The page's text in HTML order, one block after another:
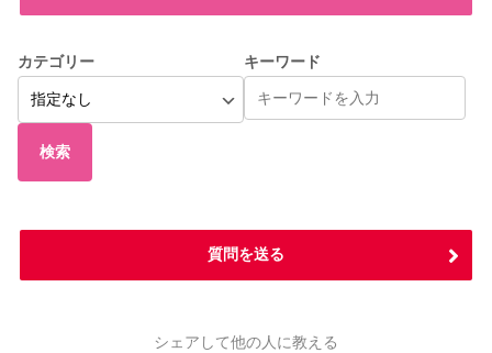
カテゴリー キーワード
検索
質問を送る
シェアして他の人に教える